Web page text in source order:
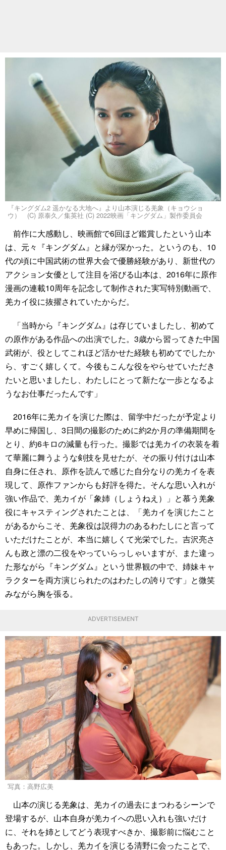
『キングダム2 遥かなる大地へ』より山本演じる羌象（キョウショ
ウ） (C) 原泰久／集英社 (C) 2022映画「キングダム」製作委員会
前作に大感動し、映画館で6回ほど鑑賞したという山本
は、元々『キングダム』と縁が深かった。というのも、10
代の頃に中国武術の世界大会で優勝経験があり、新世代の
アクション女優として注目を浴びる山本は、2016年に原作
漫画の連載10周年を記念して制作された実写特別動画で、
羌カイ役に抜擢されていたからだ。
「当時から『キングダム』は存じていましたし、初めて
の原作がある作品への出演でした。3歳から習ってきた中国
武術が、役としてこれほど活かせた経験も初めてでしたか
ら、すごく嬉しくて。今後もこんな役をやらせていただき
たいと思いましたし、わたしにとって新たな一歩となるよ
うなお仕事だったんです」
2016年に羌カイを演じた際は、留学中だったが予定より
早めに帰国し、3日間の撮影のために約2か月の準備期間を
とり、約6キロの減量も行った。撮影では羌カイの衣装を着
て華麗に舞うような剣技を見せたが、その振り付けは山本
自身に任され、原作を読んで感じた自分なりの羌カイを表
現して、原作ファンからも好評を得た。そんな思い入れが
強い作品で、羌カイが「象姉（しょうねえ）」と慕う羌象
役にキャスティングされたことは、「羌カイを演じたこと
があるからこそ、羌象役は説得力のあるわたしにと言って
いただけたことが、本当に嬉しくて光栄でした。吉沢亮さ
んも政と漂の二役をやっていらっしゃいますが、また違っ
た形ながら『キングダム』という世界観の中で、姉妹キャ
ラクターを両方演じられたのはわたしの誇りです」と微笑
みながら胸を張る。
ADVERTISEMENT
写真：高野広美
山本の演じる羌象は、羌カイの過去にまつわるシーンで
登場するが、山本自身が羌カイへの思い入れも強いだけ
に、それを姉としてどう表現すべきか、撮影前に悩むこと
もあった。しかし、羌カイを演じる清野に会ったことで、